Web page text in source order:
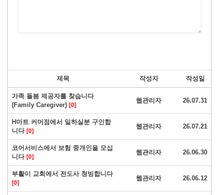
제목 작성자 작성일
가족 돌봄 제공자를 찾습니다
(Family Caregiver) [0]
웹관리자 26.07.31
H마트 커머점에서 일하실분 구인합
니다 [0]
웹관리자 26.07.21
코어서비스에서 보험 중개인을 모십
니다 [0]
웹관리자 26.06.30
부활이 교회에서 전도사 청빙합니다
[0]
웹관리자 26.06.12